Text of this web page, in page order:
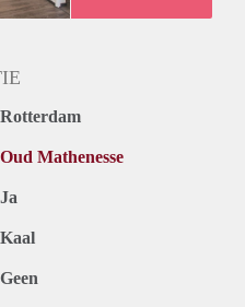
Rotterdam
Oud Mathenesse
Ja
Kaal
Geen